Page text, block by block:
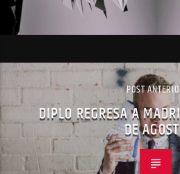
POST
DIPLO REGRESA A
DE